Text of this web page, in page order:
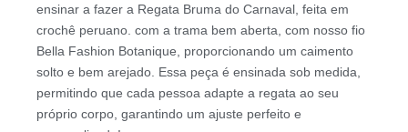
ensinar a fazer a Regata Bruma do Carnaval, feita em
crochê peruano. com a trama bem aberta, com nosso fio
Bella Fashion Botanique, proporcionando um caimento
solto e bem arejado. Essa peça é ensinada sob medida,
permitindo que cada pessoa adapte a regata ao seu
próprio corpo, garantindo um ajuste perfeito e